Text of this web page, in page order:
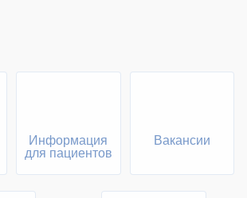
Информация
для пациентов
Вакансии